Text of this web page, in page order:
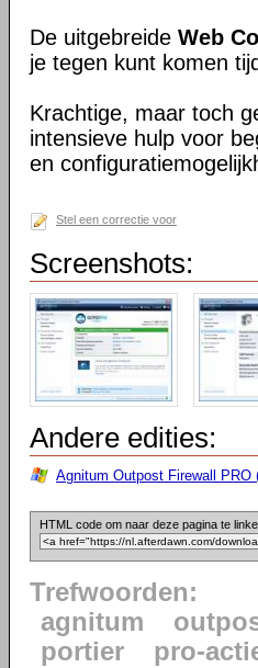
De uitgebreide Web
je tegen kunt komen
Krachtige, maar toch
intensieve hulp voor
en
Stel een correctie voor
Screenshots:
Andere edities:
Agnitum Outpost Firewall PRO
HTML code om naar deze pagina te
Trefwoorden:
agnitum
portier
pro-